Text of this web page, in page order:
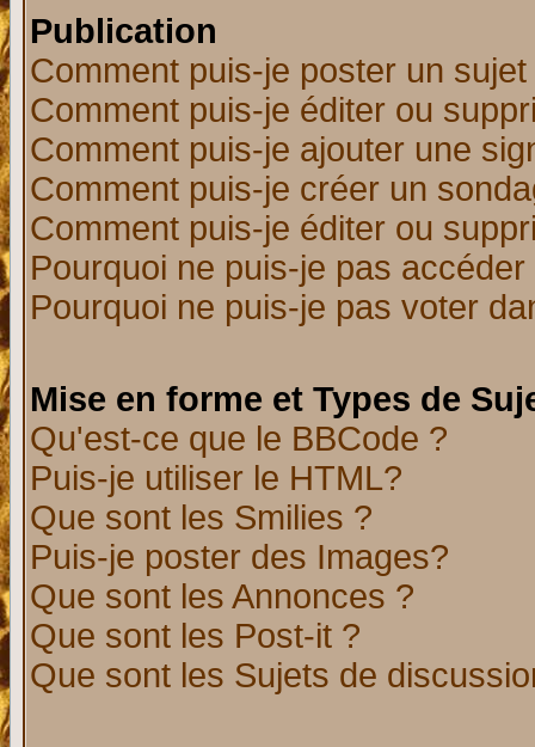
Publication
Comment puis-je poster un
Comment puis-je éditer ou
Comment puis-je ajouter une
Comment puis-je créer un
Comment puis-je éditer ou
Pourquoi ne puis-je pas
Pourquoi ne puis-je pas voter
Mise en forme et Types de
Qu'est-ce que le BBCode ?
Puis-je utiliser le HTML?
Que sont les Smilies ?
Puis-je poster des Images?
Que sont les Annonces ?
Que sont les Post-it ?
Que sont les Sujets de